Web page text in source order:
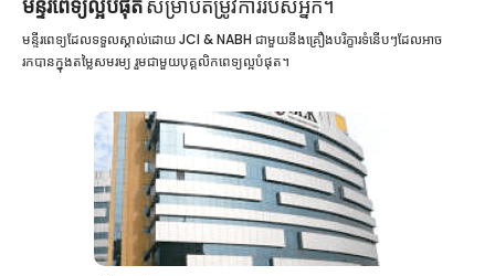
មន្ទីរពេទ្យល្អបំផុតសម្រាប់តម្រូវការរបស់អ្នក។
មន្ទីរពេទ្យដែលទទួលស្គាល់ដោយ JCI & NABH ជាមួយនឹងគ្រឿងបរិក្ខារទំនើបៗដែលអាច
រកបានក្នុងតម្លៃសមរម្យ រួមជាមួយបុគ្គលិកពេទ្យល្អបំផុត។